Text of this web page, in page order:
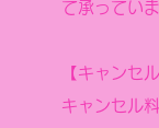
て承っていま
【キャンセル
キャンセル